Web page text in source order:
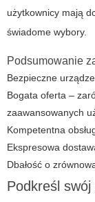
użytkownicy mają
świadome wybory.
Podsumowanie
Bezpieczne
Bogata oferta –
zaawansowanych
Kompetentna
Ekspresowa
Dbałość o
Podkreśl swój